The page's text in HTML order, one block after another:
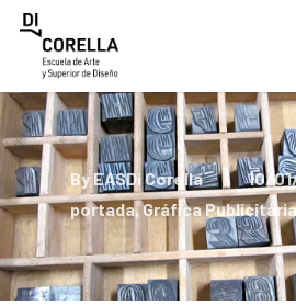
Skip
content
By EASDi Corella 10/
portada,Gráfica Publicitaria